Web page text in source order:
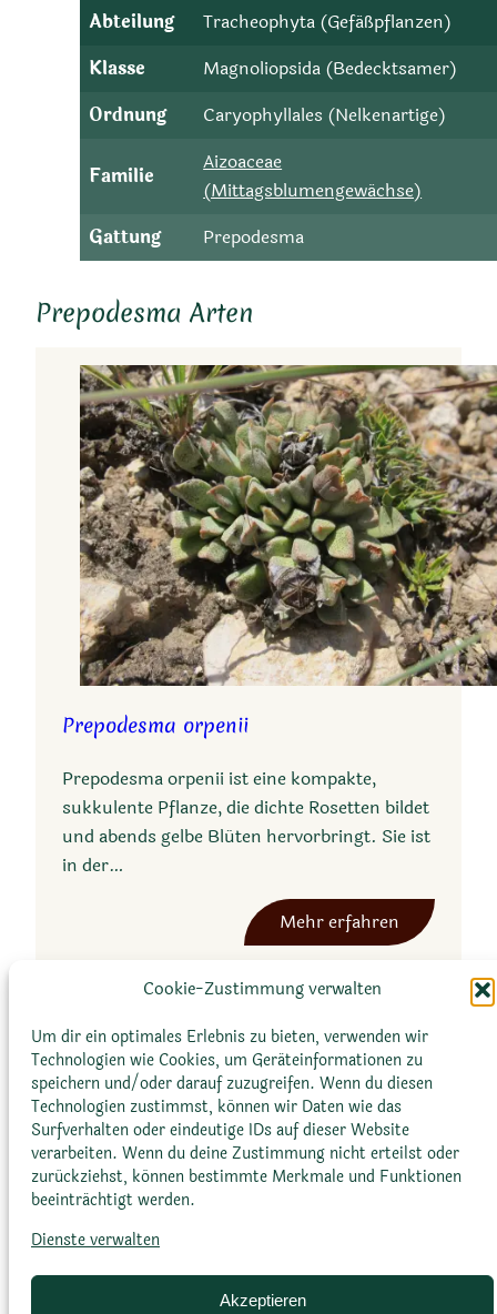
Cookie-Zustimmung verwalten
Um dir ein optimales Erlebnis zu bieten, verwenden wir
Technologien wie Cookies, um Geräteinformationen zu
speichern und/oder darauf zuzugreifen. Wenn du diesen
Technologien zustimmst, können wir Daten wie das
Surfverhalten oder eindeutige IDs auf dieser Website
verarbeiten. Wenn du deine Zustimmung nicht erteilst oder
zurückziehst, können bestimmte Merkmale und Funktionen
beeinträchtigt werden.
Dienste verwalten
Akzeptieren
Abteilung
Tracheophyta (Gefäßpflanzen)
Klasse
Magnoliopsida (Bedecktsamer)
Ordnung
Caryophyllales (Nelkenartige)
Familie
Aizoaceae
(Mittagsblumengewächse)
Gattung
Prepodesma
Prepodesma Arten
Prepodesma orpenii
Prepodesma orpenii ist eine kompakte,
sukkulente Pflanze, die dichte Rosetten bildet
und abends gelbe Blüten hervorbringt. Sie ist
in der…
Mehr erfahren
P
p
o
d
e
s
m
Datenschutz­erklärung
Cookie-Richtlinie (EU)